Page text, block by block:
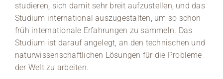
studieren, sich damit sehr breit aufzustellen, und das
Studium international auszugestalten, um so schon
früh internationale Erfahrungen zu sammeln. Das
Studium ist darauf angelegt, an den technischen und
naturwissenschaftlichen Lösungen für die Probleme
der Welt zu arbeiten.